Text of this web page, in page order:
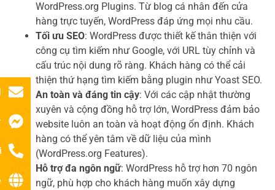
WordPress.org Plugins. Từ blog cá nhân đến cửa
hàng trực tuyến, WordPress đáp ứng mọi nhu cầu.
Tối ưu SEO: WordPress được thiết kế thân thiện với
công cụ tìm kiếm như Google, với URL tùy chỉnh và
cấu trúc nội dung rõ ràng. Khách hàng có thể cải
thiện thứ hạng tìm kiếm bằng plugin như Yoast SEO.
An toàn và đáng tin cậy: Với các cập nhật thường
xuyên và cộng đồng hỗ trợ lớn, WordPress đảm bảo
website luôn an toàn và hoạt động ổn định. Khách
hàng có thể yên tâm về dữ liệu của mình
(WordPress.org Features).
Hỗ trợ đa ngôn ngữ: WordPress hỗ trợ hơn 70 ngôn
ngữ, phù hợp cho khách hàng muốn xây dựng